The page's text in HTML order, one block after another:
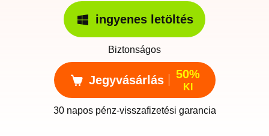
ingyenes letöltés
Biztonságos
Jegyvásárlás 50%
KI
30 napos pénz-visszafizetési garancia